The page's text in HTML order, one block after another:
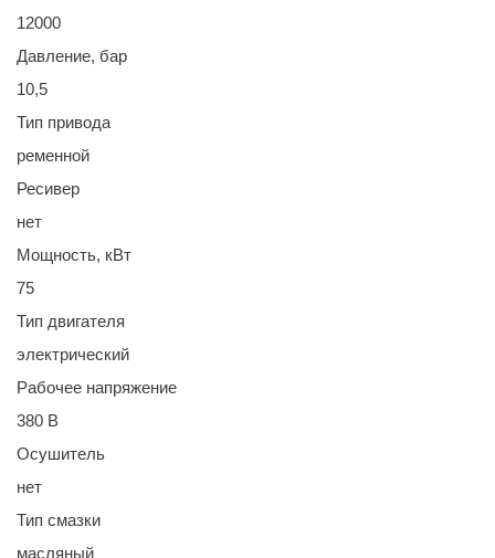
12000
Давление, бар
10,5
Тип привода
ременной
Ресивер
нет
Мощность, кВт
75
Тип двигателя
электрический
Рабочее напряжение
380 В
Осушитель
нет
Тип смазки
масляный